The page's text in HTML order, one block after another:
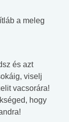
a meleg
és azt
viselj
vacsorára!
hogy